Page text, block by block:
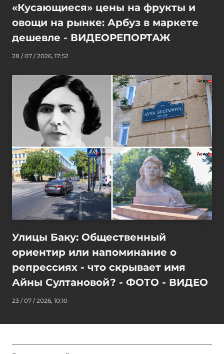
«Кусающиеся» цены на фрукты и
овощи на рынке: Арбуз в маркете
дешевле - ВИДЕОРЕПОРТАЖ
28 / 07 / 2026, 17:52
Улицы Баку: Общественный
ориентир или напоминание о
репрессиях - что скрывает имя
Айны Султановой? - ФОТО - ВИДЕО
23 / 07 / 2026, 10:10